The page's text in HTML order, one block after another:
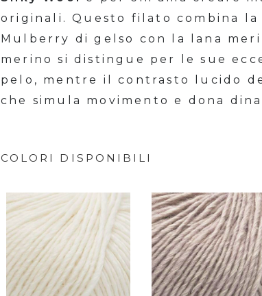
originali. Questo filato combina
Mulberry di gelso con la lana
merino si distingue per le sue
pelo, mentre il contrasto lucido
che simula movimento e dona
COLORI DISPONIBILI